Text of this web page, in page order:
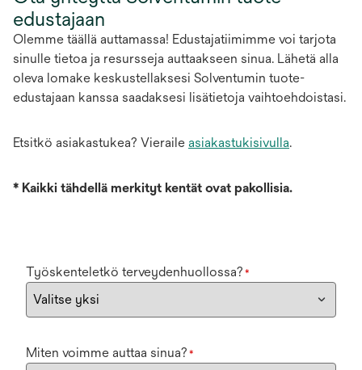
edustajaan
Olemme täällä auttamassa! Edustajatiimimme voi tarjota
sinulle tietoa ja resursseja auttaakseen sinua. Lähetä alla
oleva lomake keskustellaksesi Solventumin tuote-
edustajaan kanssa saadaksesi lisätietoja vaihtoehdoistasi.
Etsitkö asiakastukea? Vieraile asiakastukisivulla.
* Kaikki tähdellä merkityt kentät ovat pakollisia.
Työskenteletkö terveydenhuollossa? *
Miten voimme auttaa sinua? *